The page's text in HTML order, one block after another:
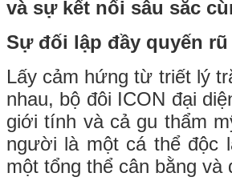
và sự kết nối sâu sắc
Sự đối lập đầy quyến
Lấy cảm hứng từ triết lý
nhau, bộ đôi ICON đại
giới tính và cả gu thẩm
người là một cá thể độc
một tổng thể cân bằng và